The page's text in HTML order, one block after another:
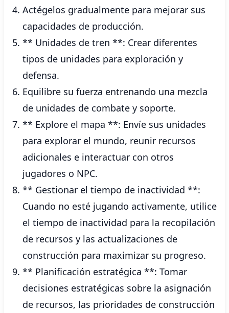
Actégelos gradualmente para mejorar sus
capacidades de producción.
** Unidades de tren **: Crear diferentes
tipos de unidades para exploración y
defensa.
Equilibre su fuerza entrenando una mezcla
de unidades de combate y soporte.
** Explore el mapa **: Envíe sus unidades
para explorar el mundo, reunir recursos
adicionales e interactuar con otros
jugadores o NPC.
** Gestionar el tiempo de inactividad **:
Cuando no esté jugando activamente, utilice
el tiempo de inactividad para la recopilación
de recursos y las actualizaciones de
construcción para maximizar su progreso.
** Planificación estratégica **: Tomar
decisiones estratégicas sobre la asignación
de recursos, las prioridades de construcción